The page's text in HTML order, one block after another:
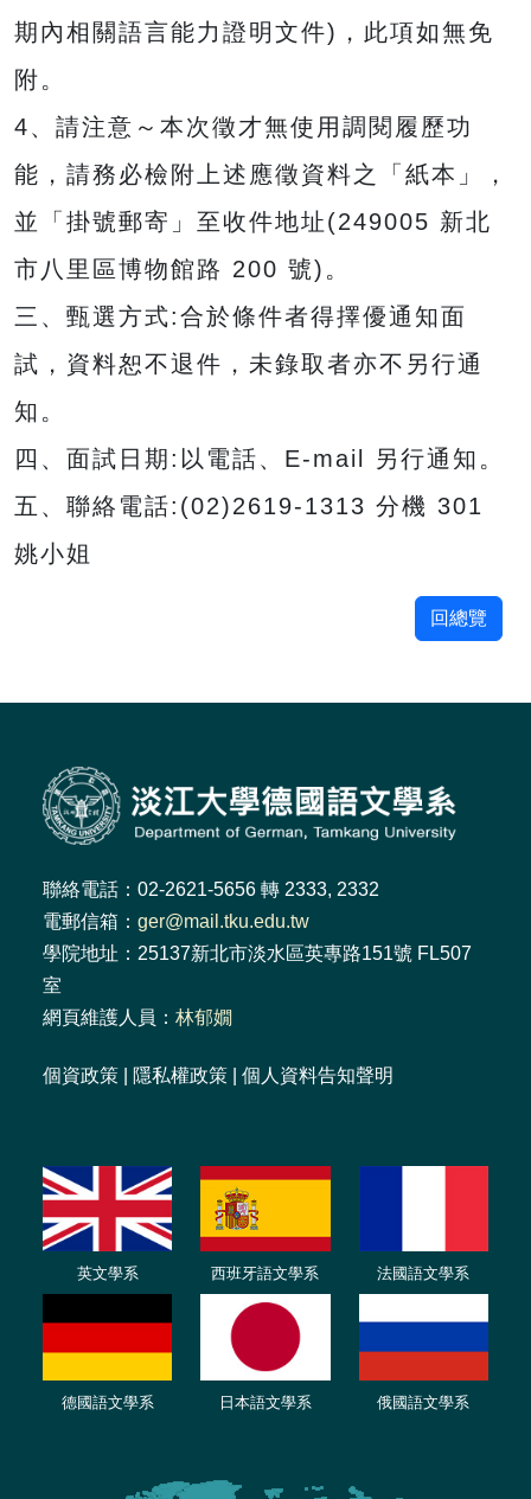
期內相關語言能力證明文件)，此項如無免
附。
4、請注意～本次徵才無使用調閱履歷功
能，請務必檢附上述應徵資料之「紙本」，
並「掛號郵寄」至收件地址(249005 新北
市八里區博物館路 200 號)。
三、甄選方式:合於條件者得擇優通知面
試，資料恕不退件，未錄取者亦不另行通
知。
四、面試日期:以電話、E-mail 另行通知。
五、聯絡電話:(02)2619-1313 分機 301
姚小姐
回總覽
聯絡電話：02-2621-5656 轉 2333, 2332
電郵信箱： ger@mail.tku.edu.tw
學院地址：25137新北市淡水區英專路151號 FL507
室
網頁維護人員： 林郁嫺
個資政策 隱私權政策 個人資料告知聲明
英文學系 西班牙語文學系 法國語文學系
德國語文學系 日本語文學系 俄國語文學系